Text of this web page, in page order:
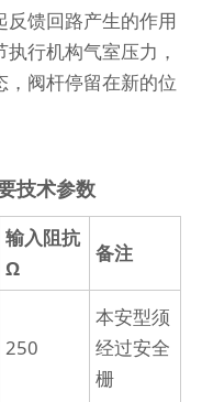
馈回路产生的作用
行机构气室压力，
阀杆停留在新的位
技术参数
输入阻抗
Ω
备注
250
本安型须
经过安全
栅